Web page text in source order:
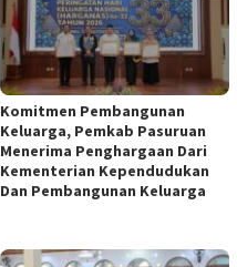
Komitmen Pembangunan
Keluarga, Pemkab Pasuruan
Menerima Penghargaan Dari
Kementerian Kependudukan
Dan Pembangunan Keluarga